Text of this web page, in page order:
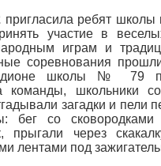
пригласила ребят школы
участие в
играм и
соревнования
школы № 79 п.
команды, школьники
загадки и пели
бег со
прыгали через
лентами под